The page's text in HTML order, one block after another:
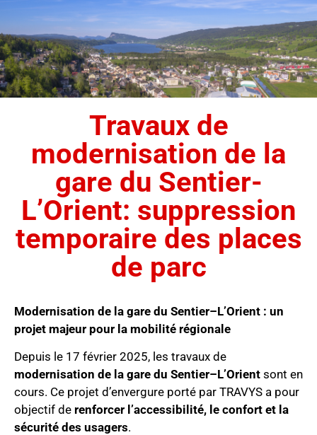
Travaux de
modernisation de la
gare du Sentier-
L’Orient: suppression
temporaire des places
de parc
Modernisation de la gare du Sentier–L’Orient : un
projet majeur pour la mobilité régionale
Depuis le 17 février 2025, les travaux de
modernisation de la gare du Sentier–L’Orient sont en
cours. Ce projet d’envergure porté par TRAVYS a pour
objectif de renforcer l’accessibilité, le confort et la
sécurité des usagers.